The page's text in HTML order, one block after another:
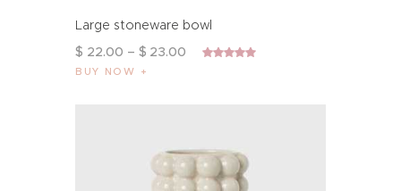
Large stoneware bowl
$ 22.00 – $ 23.00
BUY NOW